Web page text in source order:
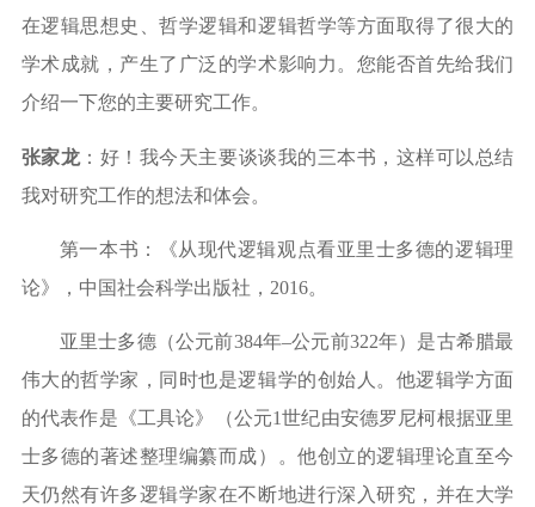
在逻辑思想史、哲学逻辑和逻辑哲学等方面取得了很大的
学术成就，产生了广泛的学术影响力。您能否首先给我们
介绍一下您的主要研究工作。
张家龙 ：好！我今天主要谈谈我的三本书，这样可以总结
我对研究工作的想法和体会。
第一本书：《从现代逻辑观点看亚里士多德的逻辑理
论》，中国社会科学出版社， 2016。
亚里士多德（公元前384年–公元前322年）是古希腊最
伟大的哲学家，同时也是逻辑学的创始人。他逻辑学方面
的代表作是《工具论》（公元1世纪由安德罗尼柯根据亚里
士多德的著述整理编纂而成）。他创立的逻辑理论直至今
天仍然有许多逻辑学家在不断地进行深入研究，并在大学